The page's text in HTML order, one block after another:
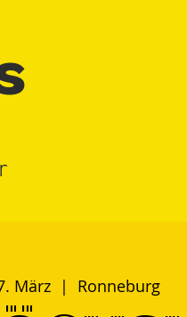
März
  |
Ronneburg